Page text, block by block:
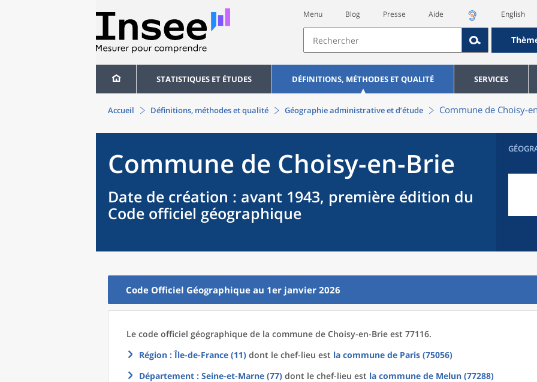
Menu Blog Presse Aide English
STATISTIQUES ET ÉTUDES DÉFINITIONS, MÉTHODES ET QUALITÉ SERVICES
Accueil Définitions, méthodes et qualité Géographie administrative et d’étude Commune de Choisy-
Commune de Choisy-en-Brie
Date de création : avant 1943, première édition du
Code officiel géographique
Code Officiel Géographique au 1er janvier 2026
Le code officiel géographique de la commune de Choisy-en-Brie est 77116.
Région : Île-de-France (11) dont le chef-lieu est la commune de Paris (75056)
Département : Seine-et-Marne (77) dont le chef-lieu est la commune de Melun (77288)